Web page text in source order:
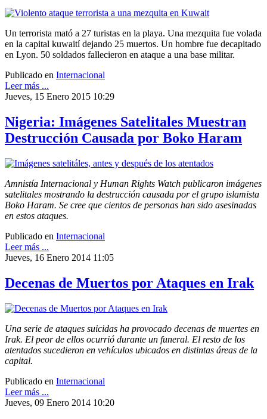
Un terrorista mató a 27 turistas en la playa. Una mezquita fue volada
en la capital kuwaití dejando 25 muertos. Un hombre fue decapitado
en Lyon. 50 soldados fallecieron en ataque a una base militar.
Publicado en Internacional
Leer más ...
Jueves, 15 Enero 2015 10:29
Nigeria: Imágenes Satelitales Muestran
Destrucción Causada por Boko Haram
Amnistía Internacional y Human Rights Watch publicaron imágenes
satelitales mostrando la destrucción causada por el grupo islamista
Boko Haram. Se cree que cientos de personas han sido asesinadas
en estos ataques.
Publicado en Internacional
Leer más ...
Jueves, 16 Enero 2014 11:05
Decenas de Muertos por Ataques en Irak
Una serie de ataques suicidas ha provocado decenas de muertes en
Irak. El peor de ellos ocurrió durante un funeral. El resto de los
atentados sucedieron en vehículos ubicados en distintas áreas de la
capital.
Publicado en Internacional
Leer más ...
Jueves, 09 Enero 2014 10:20